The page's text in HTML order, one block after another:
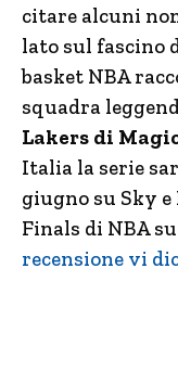
citare alcuni
lato sul fascino
basket NBA
squadra
Lakers di
Italia la serie
giugno su Sky
Finals di NBA
recensione vi